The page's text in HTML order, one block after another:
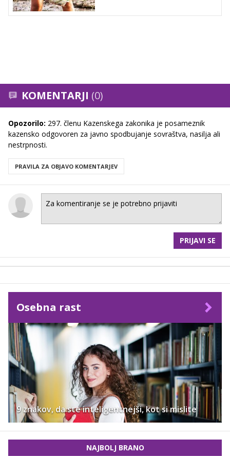
KOMENTARJI (0)
Opozorilo: 297. členu Kazenskega zakonika je posameznik
kazensko odgovoren za javno spodbujanje sovraštva, nasilja ali
nestrpnosti.
PRAVILA ZA OBJAVO KOMENTARJEV
PRIJAVI SE
Osebna rast
9 znakov, da ste inteligentnejši, kot si mislite
NAJBOLJ BRANO